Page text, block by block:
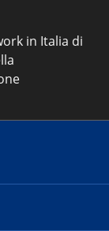
in Italia di